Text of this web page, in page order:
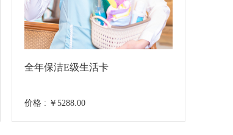
全年保洁E级生活卡
价格 : ￥5288.00